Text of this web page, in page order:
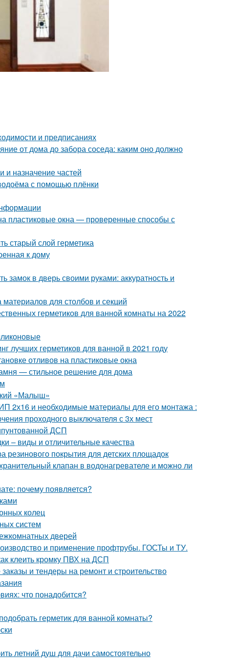
и предписаниях
от дома до забора соседа: каким оно должно
и назначение частей
с помощью плёнки
пластиковые окна — проверенные способы с
старый слой герметика
к дому
замок в дверь своими руками: аккуратность и
для столбов и секций
герметиков для ванной комнаты на 2022
лучших герметиков для ванной в 2021 году
отливов на пластиковые окна
— стильное решение для дома
«Малыш»
2х16 и необходимые материалы для его монтажа :
проходного выключателя с 3х мест
ДСП
– виды и отличительные качества
резинового покрытия для детских площадок
клапан в водонагревателе и можно ли
почему появляется?
колец
систем
дверей
и применение профтрубы. ГОСТы и ТУ.
клеить кромку ПВХ на ДСП
и тендеры на ремонт и строительство
что понадобится?
герметик для ванной комнаты?
летний душ для дачи самостоятельно